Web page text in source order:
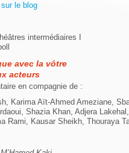
le blog
intermédiaires I
avec la vôtre
acteurs
en compagnie de :
Karima Aït-Ahmed Ameziane,
Shazia Khan, Adjera
Rami, Kausar Sheikh, Thouraya